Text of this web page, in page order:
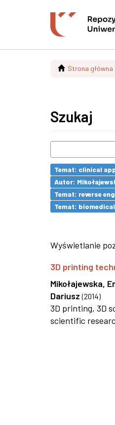
Strona główna
Szukaj
Temat: clinical
Autor:
Temat: reverse
Temat:
Wyświetlanie
3D printing
Mikołajewska,
Dariusz (2014)
3D printing, 3D
scientific